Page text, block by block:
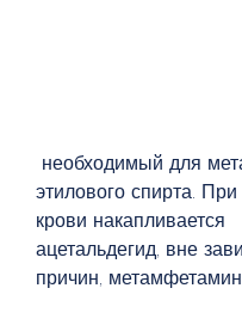
этилового спирта.
крови накапливается
ацетальдегид, вне
причин,